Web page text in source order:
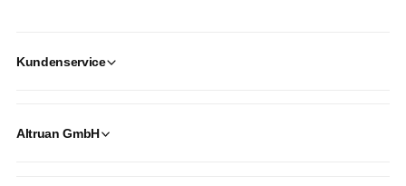
Kundenservice
Altruan GmbH